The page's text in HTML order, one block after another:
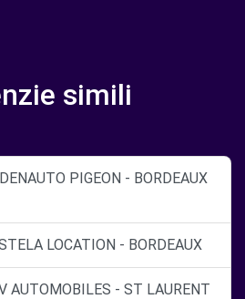
simili
PIGEON - BORDEAUX
LOCATION - BORDEAUX
AUTOMOBILES - ST LAURENT